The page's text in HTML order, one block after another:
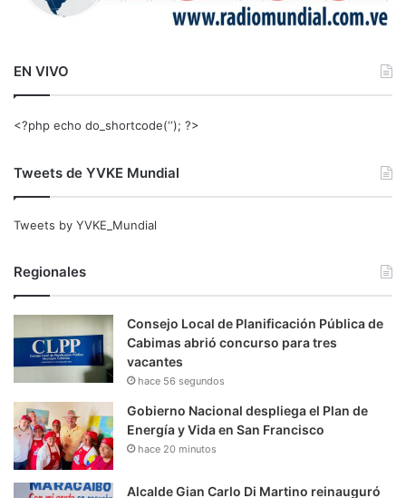
EN VIVO
<?php echo do_shortcode(‘‘); ?>
Tweets de YVKE Mundial
Tweets by YVKE_Mundial
Regionales
Consejo Local de Planificación Pública de
Cabimas abrió concurso para tres
vacantes
hace 56 segundos
Gobierno Nacional despliega el Plan de
Energía y Vida en San Francisco
hace 20 minutos
Alcalde Gian Carlo Di Martino reinauguró